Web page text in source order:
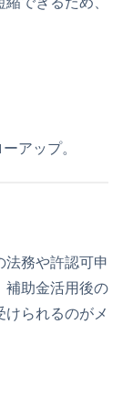
アップ。
法務や許認可申
補助金活用後の
けられるのがメ